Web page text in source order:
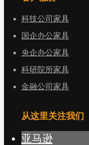
科技公司家具
国企办公家具
央企办公家具
科研院所家具
金融公司家具
从这里关注我们
亚马逊